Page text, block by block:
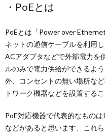
・PoEとは
PoEとは「Power over
ネットの通信ケーブルを利用
ACアダプタなどで外部電力を
ルのみで電力供給ができるよ
外、コンセントの無い場所な
トワーク機器などを設置するこ
PoE対応機器で代表的なもの
などがあると思います、これ